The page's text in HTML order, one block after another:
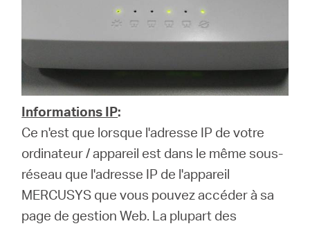
Informations IP:
Ce n'est que lorsque l'adresse IP de votre
ordinateur / appareil est dans le même sous-
réseau que l'adresse IP de l'appareil
MERCUSYS que vous pouvez accéder à sa
page de gestion Web. La plupart des